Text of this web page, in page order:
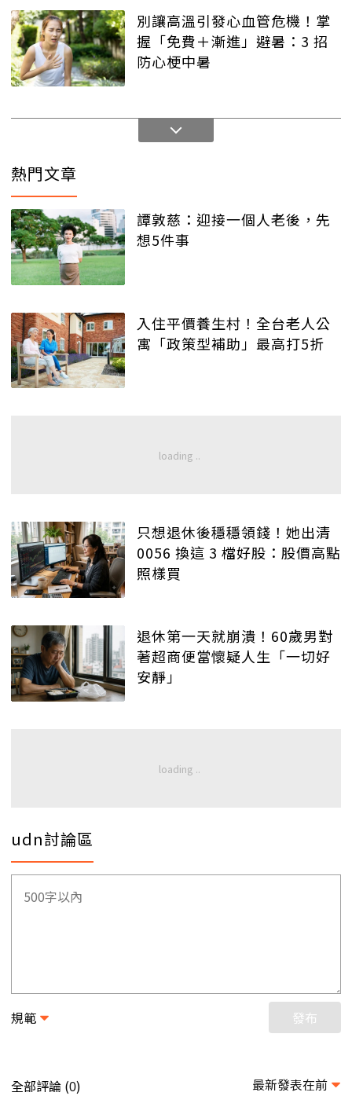
別讓高溫引發心血管危機！掌
握「免費＋漸進」避暑：3 招
防心梗中暑
熱門文章
譚敦慈：迎接一個人老後，先
想5件事
入住平價養生村！全台老人公
寓「政策型補助」最高打5折
只想退休後穩穩領錢！她出清
0056 換這 3 檔好股：股價高點
照樣買
退休第一天就崩潰！60歲男對
著超商便當懷疑人生「一切好
安靜」
udn討論區
規範 發布
全部評論 (0) 最新發表在前